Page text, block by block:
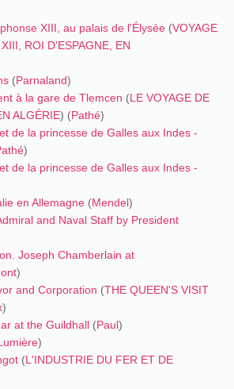
XIII, au palais de l'Élysée (VOYAGE
ROI D'ESPAGNE, EN
(Parnaland)
à la gare de Tlemcen (LE VOYAGE DE
ALGÉRIE) (Pathé)
de la princesse de Galles aux Indes -
)
de la princesse de Galles aux Indes -
en Allemagne (Mendel)
and Naval Staff by President
Joseph Chamberlain at
)
and Corporation (THE QUEEN'S VISIT
)
at the Guildhall (Paul)
)
(L'INDUSTRIE DU FER ET DE